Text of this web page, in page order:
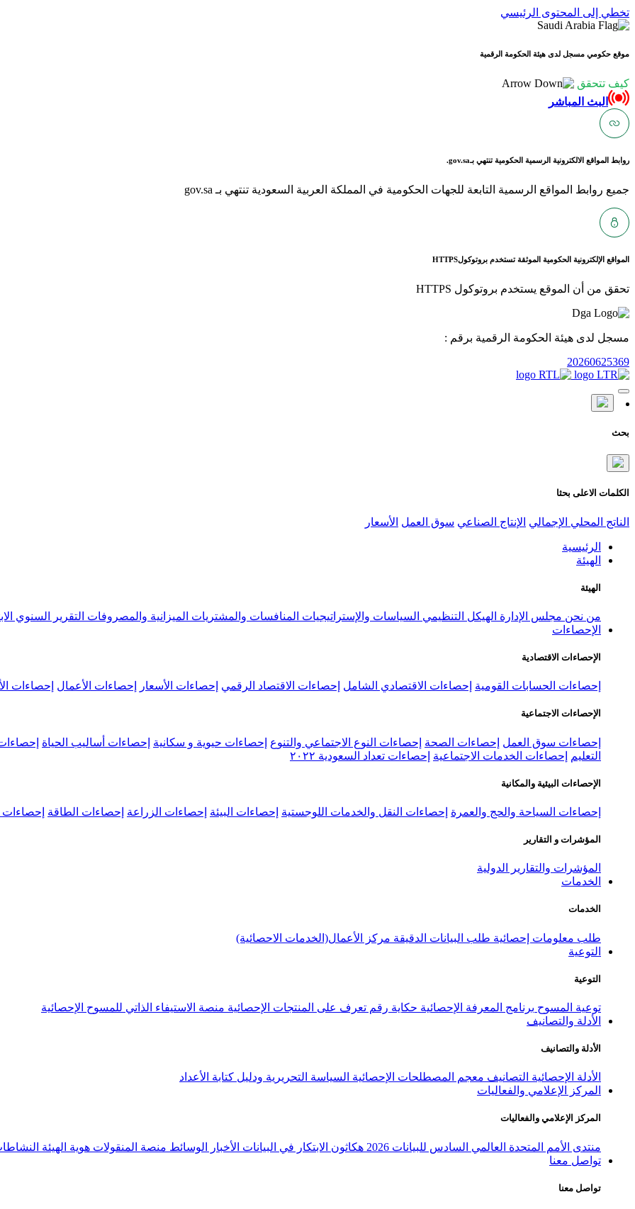
تخطي إلى المحتوى الرئيسي
موقع حكومي مسجل لدى هيئة الحكومة الرقمية
كيف تتحقق
البث المباشر
روابط المواقع الالكترونية الرسمية الحكومية تنتهي بـgov.sa.
جميع روابط المواقع الرسمية التابعة للجهات الحكومية في المملكة العربية السعودية تنتهي بـ gov.sa
المواقع الإلكترونية الحكومية الموثقة تستخدم بروتوكولHTTPS
تحقق من أن الموقع يستخدم بروتوكول HTTPS
مسجل لدى هيئة الحكومة الرقمية برقم :
20260625369
بحث
الكلمات الاعلى بحثا
الناتج المحلي الإجمالي الإنتاج الصناعي سوق العمل الأسعار
الرئيسية
الهيئة
الهيئة
من نحن مجلس الإدارة الهيكل التنظيمي السياسات والإستراتيجيات المنافسات والمشتريات الميزانية والمصروفات التقرير السنوي
الإحصاءات
الإحصاءات الاقتصادية
إحصاءات الحسابات القومية إحصاءات الاقتصادي الشامل إحصاءات الاقتصاد الرقمي إحصاءات الأسعار إحصاءات الأعمال إحصاءات
الإحصاءات الاجتماعية
إحصاءات سوق العمل إحصاءات الصحة إحصاءات النوع الاجتماعي والتنوع إحصاءات حيوية و سكانية إحصاءات أساليب الحياة
التعليم
إحصاءات الخدمات الاجتماعية إحصاءات تعداد السعودية ٢٠٢٢
الإحصاءات البيئية والمكانية
إحصاءات السياحة والحج والعمرة إحصاءات النقل والخدمات اللوجستية إحصاءات البيئة إحصاءات الزراعة إحصاءات الطاقة إحصاءات
المؤشرات و التقارير
المؤشرات والتقارير الدولية
الخدمات
الخدمات
طلب معلومات إحصائية طلب البيانات الدقيقة مركز الأعمال(الخدمات الاحصائية)
التوعية
التوعية
توعية المسوح برنامج المعرفة الإحصائية حكاية رقم تعرف على المنتجات الإحصائية منصة الاستيفاء الذاتي للمسوح الإحصائية
الأدلة والتصانيف
الأدلة والتصانيف
الأدلة الإحصائية التصانيف معجم المصطلحات الإحصائية السياسة التحريرية ودليل كتابة الأعداد
المركز الإعلامي والفعاليات
المركز الإعلامي والفعاليات
منتدى الأمم المتحدة العالمي السادس للبيانات 2026 هكاثون الابتكار في البيانات الأخبار الوسائط منصة المنقولات هوية الهيئة
تواصل معنا
تواصل معنا